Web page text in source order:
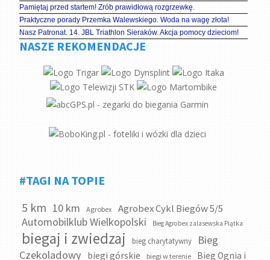
Pamiętaj przed startem! Zrób prawidłową rozgrzewkę.
Praktyczne porady Przemka Walewskiego. Woda na wagę złota!
Nasz Patronat. 14. JBL Triathlon Sieraków. Akcja pomocy dzieciom!
NASZE REKOMENDACJE
#TAGI NA TOPIE
5 km 10 km Agrobex Agrobex Cykl Biegów 5/5
Automobilklub Wielkopolski Bieg Agrobex zalasewska Piątka
biegaj i zwiedzaj bieg charytatywny
Bieg
Czekoladowy
biegi górskie biegi w terenie
Bieg Ognia i